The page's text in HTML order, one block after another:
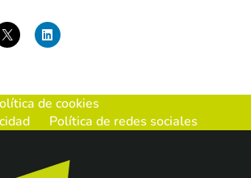
de cookies
Política de redes sociales